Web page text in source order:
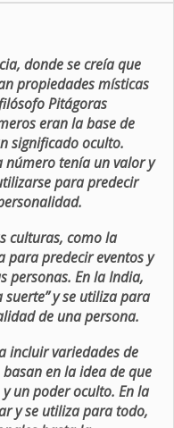
donde se creía que
propiedades místicas
Pitágoras
eran la base de
significado oculto.
número tenía un valor y
para predecir
culturas, como la
para predecir eventos y
personas. En la India,
y se utiliza para
de una persona.
incluir variedades de
en la idea de que
un poder oculto. En la
y se utiliza para todo,